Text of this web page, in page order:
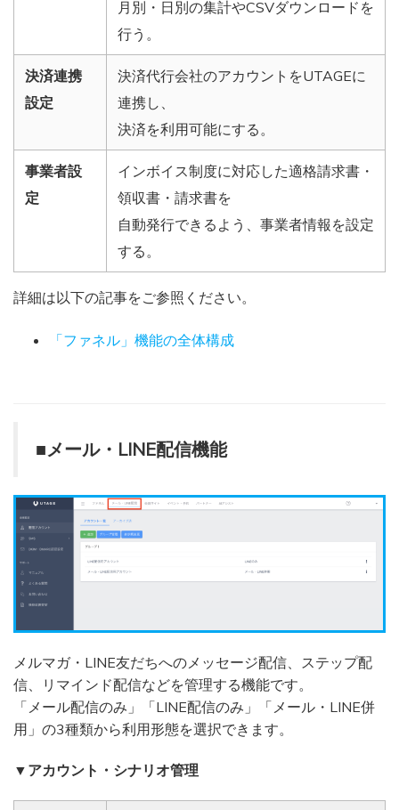
月別・日別の集計やCSVダウンロードを
行う。
決済連携
設定
決済代行会社のアカウントをUTAGEに
連携し、
決済を利用可能にする。
事業者設
定
インボイス制度に対応した適格請求書・
領収書・請求書を
自動発行できるよう、事業者情報を設定
する。
詳細は以下の記事をご参照ください。
「ファネル」機能の全体構成
■メール・LINE配信機能
メルマガ・LINE友だちへのメッセージ配信、ステップ配
信、リマインド配信などを管理する機能です。
「メール配信のみ」「LINE配信のみ」「メール・LINE併
用」の3種類から利用形態を選択できます。
▼アカウント・シナリオ管理